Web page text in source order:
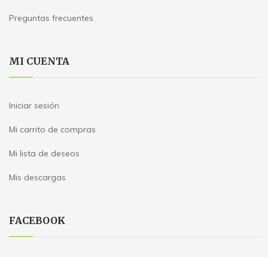
Preguntas frecuentes
MI CUENTA
Iniciar sesión
Mi carrito de compras
Mi lista de deseos
Mis descargas
FACEBOOK